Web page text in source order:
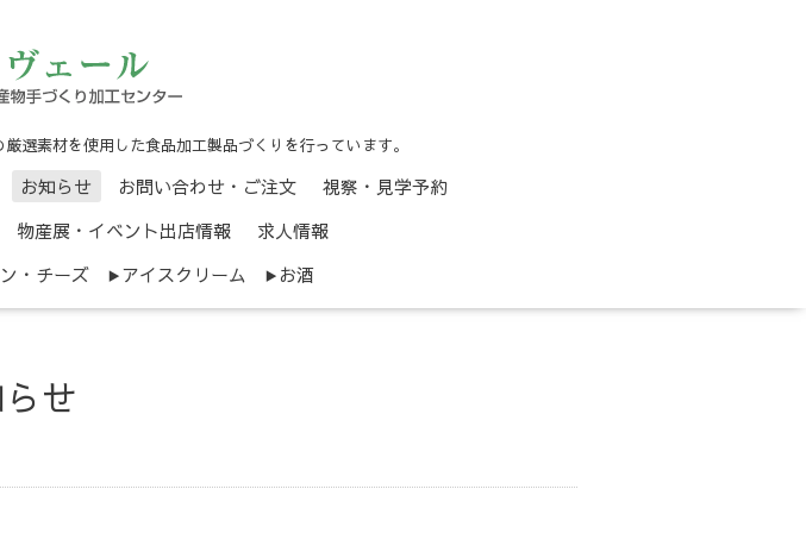
選素材を使用した食品加工製品づくりを行っています。
お知らせ お問い合わせ・ご注文
視察・見学予約
物産展・イベント出店情報
求人情報
・チーズ アイスクリーム お酒
せ